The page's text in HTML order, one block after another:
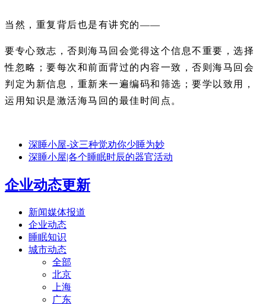
当然，重复背后也是有讲究的——
要专心致志，否则海马回会觉得这个信息不重要，选择
性忽略； 要每次和前面背过的内容一致，否则海马回会
判定为新信息，重新来一遍编码和筛选；要学以致用，
运用知识是激活海马回的最佳时间点 。
深睡小屋-这三种觉劝你少睡为妙
深睡小屋|各个睡眠时辰的器官活动
企业动态更新
新闻媒体报道
企业动态
睡眠知识
城市动态
全部
北京
上海
广东